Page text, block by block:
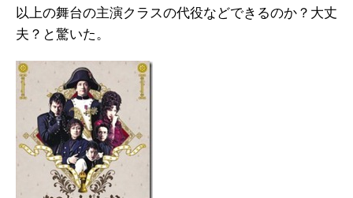
以上の舞台の主演クラスの代役などできるのか？大丈
夫？と驚いた。